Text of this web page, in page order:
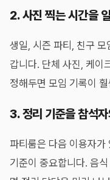
2. 사진 찍는 시간을
생일, 시즌 파티, 친구
갑니다. 단체 사진, 케이
정해두면 모임 기록이
3. 정리 기준을 참석자
파티룸은 다음 이용자가
기준이 중요합니다. 음